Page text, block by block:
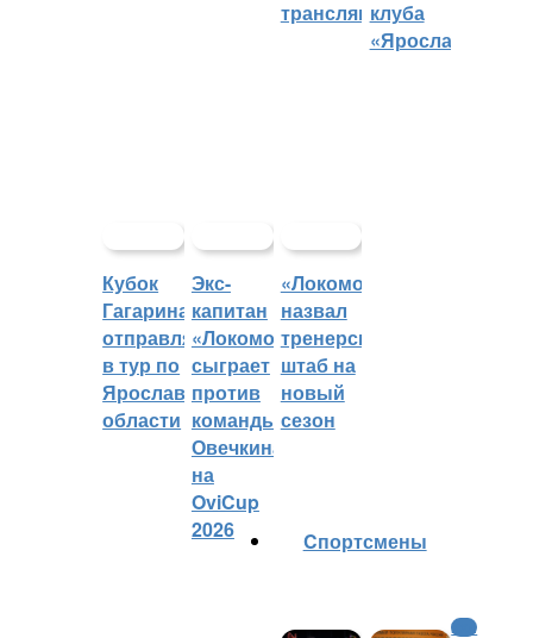
трансляцийклуба
«Ярославич»
Кубок
Гагарина
отправляется
в тур по
Ярославской
области
Экс-
капитан
«Локомотива»
сыграет
против
команды
Овечкина
на
OviCup
2026
«Локомотив»
назвал
тренерский
штаб на
новый
сезон
Cпортсмены
КХЛ